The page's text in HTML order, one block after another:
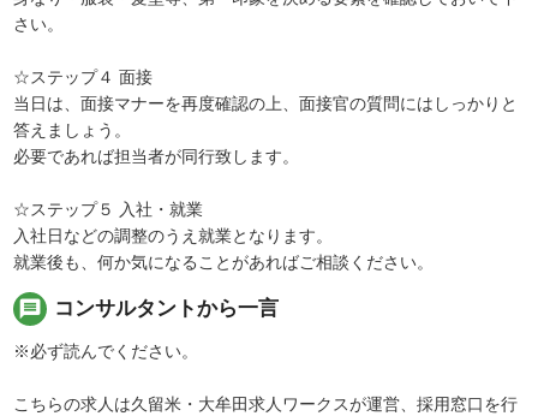
さい。
☆ステップ４ 面接
当日は、面接マナーを再度確認の上、面接官の質問にはしっかりと
答えましょう。
必要であれば担当者が同行致します。
☆ステップ５ 入社・就業
入社日などの調整のうえ就業となります。
就業後も、何か気になることがあればご相談ください。
message コンサルタントから一言
※必ず読んでください。
こちらの求人は久留米・大牟田求人ワークスが運営、採用窓口を行